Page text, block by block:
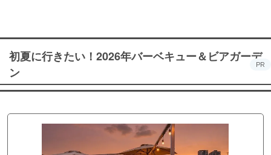
初夏に行きたい！2026年バーベキュー＆ビアガーデ
ン
PR